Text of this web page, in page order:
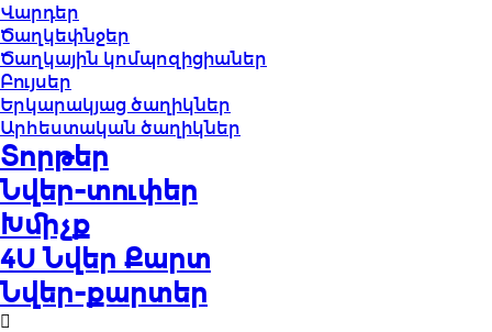
Վարդեր
Ծաղկեփնջեր
Ծաղկային կոմպոզիցիաներ
Բույսեր
Երկարակյաց ծաղիկներ
Արհեստական ծաղիկներ
Տորթեր
Նվեր-տուփեր
Խմիչք
4U Նվեր Քարտ
Նվեր-քարտեր